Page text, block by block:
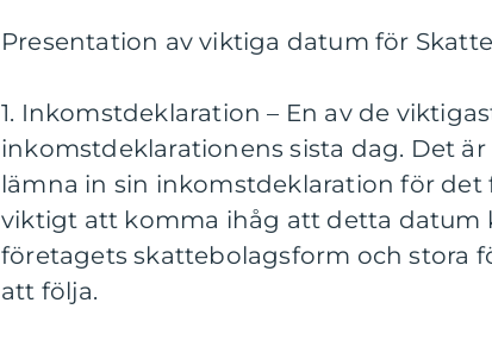
Presentation av viktiga datum för
1. Inkomstdeklaration – En av de
inkomstdeklarationens sista dag. Det
lämna in sin inkomstdeklaration för
viktigt att komma ihåg att detta datum
företagets skattebolagsform och stora
att följa.